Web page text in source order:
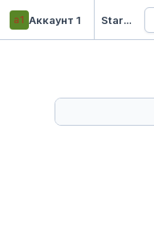
а1 Аккаунт 1 Starter Project 👋